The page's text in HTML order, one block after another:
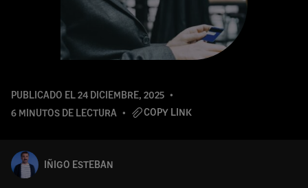
PUBLICADO EL24 DICIEMBRE, 2025
6 MINUTOS DE LECTURA
COPY LINK
IÑIGO ESTEBAN